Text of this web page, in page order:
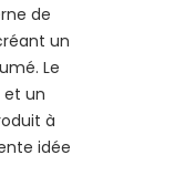
de
un
Le
un
à
idée